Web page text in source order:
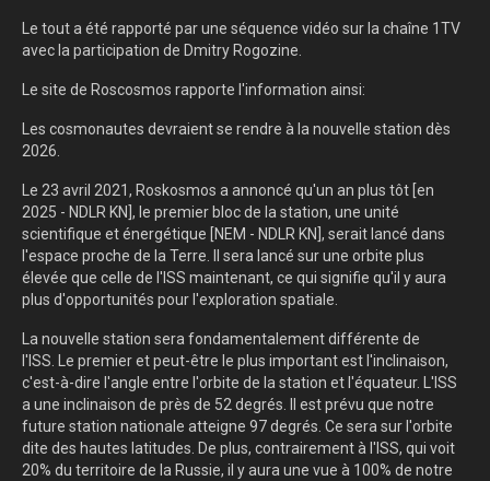
Le tout a été rapporté par une séquence vidéo sur la chaîne 1TV
avec la participation de Dmitry Rogozine.
Le site de Roscosmos rapporte l'information ainsi:
Les cosmonautes devraient se rendre à la nouvelle station dès
2026.
Le 23 avril 2021, Roskosmos a annoncé qu'un an plus tôt [en
2025 - NDLR KN], le premier bloc de la station, une unité
scientifique et énergétique [NEM - NDLR KN], serait lancé dans
l'espace proche de la Terre. Il sera lancé sur une orbite plus
élevée que celle de l'ISS maintenant, ce qui signifie qu'il y aura
plus d'opportunités pour l'exploration spatiale.
La nouvelle station sera fondamentalement différente de
l'ISS. Le premier et peut-être le plus important est l'inclinaison,
c'est-à-dire l'angle entre l'orbite de la station et l'équateur. L'ISS
a une inclinaison de près de 52 degrés. Il est prévu que notre
future station nationale atteigne 97 degrés. Ce sera sur l'orbite
dite des hautes latitudes. De plus, contrairement à l'ISS, qui voit
20% du territoire de la Russie, il y aura une vue à 100% de notre